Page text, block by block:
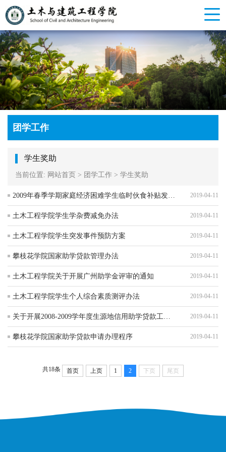
团学工作
学生奖助
当前位置: 网站首页 > 团学工作 > 学生奖助
2019-04-11
土木工程学院学生学杂费减免办法 2019-04-11
土木工程学院学生突发事件预防方案 2019-04-11
攀枝花学院国家助学贷款管理办法 2019-04-11
土木工程学院关于开展广州助学金评审的通知 2019-04-11
土木工程学院学生个人综合素质测评办法 2019-04-11
2019-04-11
攀枝花学院国家助学贷款申请办理程序 2019-04-11
共18条 首页 上页 1 2 下页 尾页